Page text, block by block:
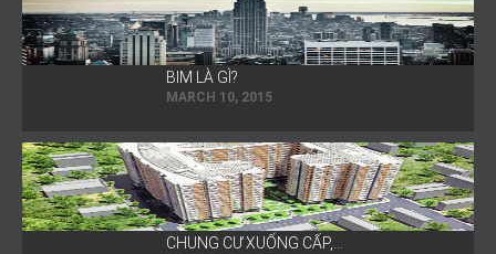
BIM LÀ GÌ?
MARCH 10, 2015
CHUNG CƯ XUỐNG CẤP,…